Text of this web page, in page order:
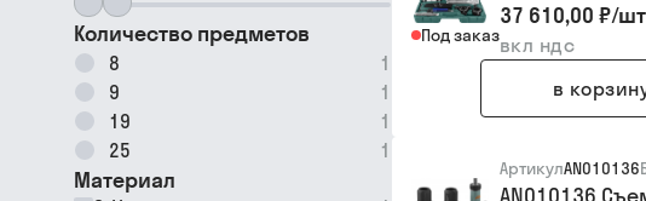
Количество предметов
8
1
9
1
19
1
25
1
Материал
Под заказ
37 610,00 ₽/шт
вкл ндс
в
АртикулAN010136